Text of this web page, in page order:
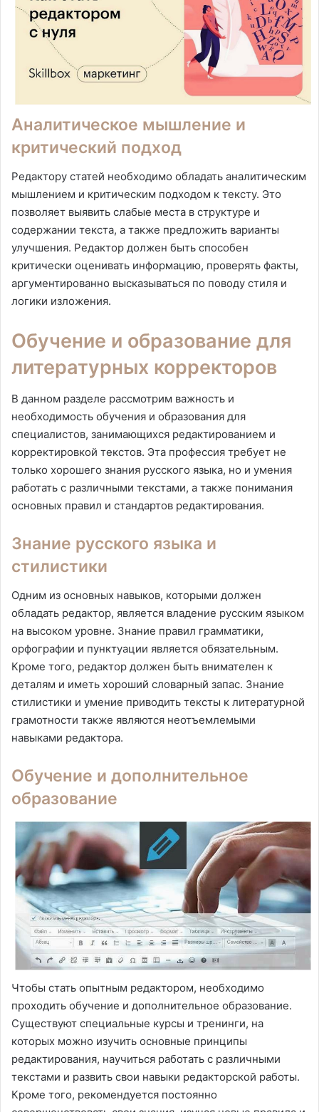
Аналитическое мышление и
критический подход
Редактору статей необходимо обладать аналитическим
мышлением и критическим подходом к тексту. Это
позволяет выявить слабые места в структуре и
содержании текста, а также предложить варианты
улучшения. Редактор должен быть способен
критически оценивать информацию, проверять факты,
аргументированно высказываться по поводу стиля и
логики изложения.
Обучение и образование для
литературных корректоров
В данном разделе рассмотрим важность и
необходимость обучения и образования для
специалистов, занимающихся редактированием и
корректировкой текстов. Эта профессия требует не
только хорошего знания русского языка, но и умения
работать с различными текстами, а также понимания
основных правил и стандартов редактирования.
Знание русского языка и
стилистики
Одним из основных навыков, которыми должен
обладать редактор, является владение русским языком
на высоком уровне. Знание правил грамматики,
орфографии и пунктуации является обязательным.
Кроме того, редактор должен быть внимателен к
деталям и иметь хороший словарный запас. Знание
стилистики и умение приводить тексты к литературной
грамотности также являются неотъемлемыми
навыками редактора.
Обучение и дополнительное
образование
Чтобы стать опытным редактором, необходимо
проходить обучение и дополнительное образование.
Существуют специальные курсы и тренинги, на
которых можно изучить основные принципы
редактирования, научиться работать с различными
текстами и развить свои навыки редакторской работы.
Кроме того, рекомендуется постоянно